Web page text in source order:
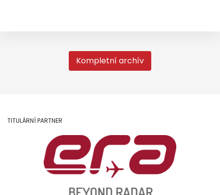
Kompletní archív
TITULÁRNÍ PARTNER